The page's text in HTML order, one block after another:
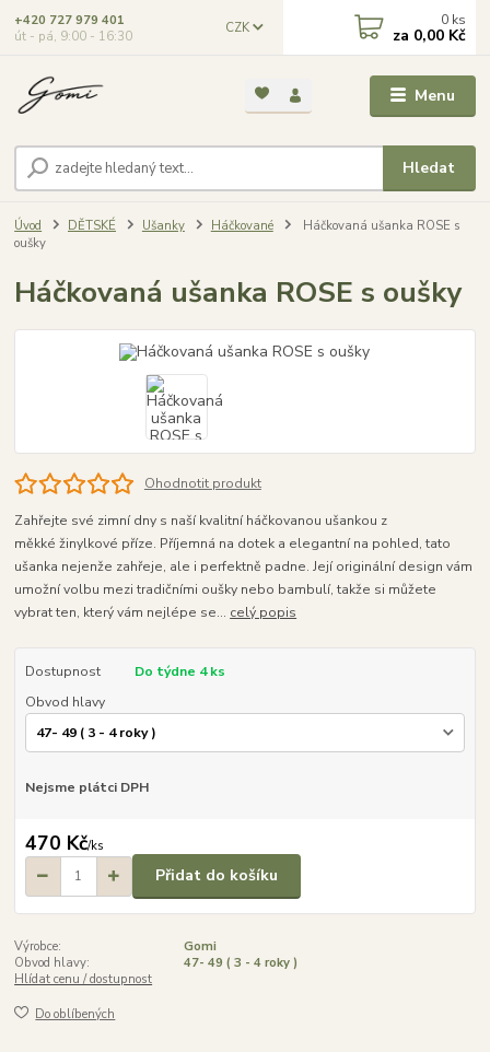
Menu
CZK
Hledat
+420 727 979 401
út - pá, 9:00 - 16:30
0 ks
za 0,00 Kč
Úvod DĚTSKÉ Ušanky Háčkované
Háčkovaná ušanka ROSE s
oušky
Háčkovaná ušanka ROSE s oušky
Ohodnotit produkt
Zahřejte své zimní dny s naší kvalitní háčkovanou ušankou z
měkké žinylkové příze. Příjemná na dotek a elegantní na pohled, tato
ušanka nejenže zahřeje, ale i perfektně padne. Její originální design vám
umožní volbu mezi tradičními oušky nebo bambulí, takže si můžete
vybrat ten, který vám nejlépe se... celý popis
Dostupnost
Do týdne 4 ks
Obvod hlavy
Nejsme plátci DPH
470 Kč/ks
Přidat do košíku
Výrobce:
Gomi
Obvod hlavy:
47- 49 ( 3 - 4 roky )
Hlídat cenu / dostupnost
Do oblíbených